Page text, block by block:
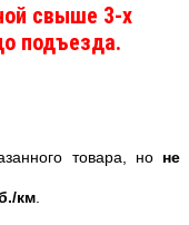
свыше 3-х
подъезда.
товара, но не
км